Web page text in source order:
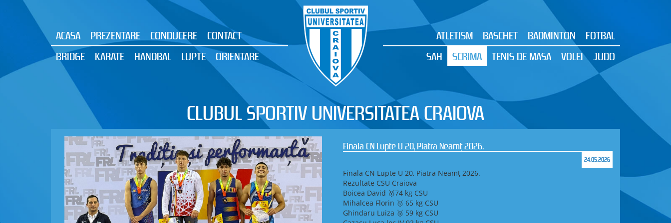
ACASA PREZENTARE CONDUCERE
CONTACT
BRIDGE
KARATE HANDBAL LUPTE ORIENTARE
ATLETISM BASCHET BADMINTON
FOTBAL
SAH
SCRIMA TENIS DE MASA VOLEI JUDO
CLUBUL SPORTIV UNIVERSITATEA CRAIOVA
Finala CN Lupte U 20, Piatra Neamț 2026.
24.05.2026
Finala CN Lupte U 20, Piatra Neamț 2026.
Rezultate CSU Craiova
Boicea David 🥇74 kg CSU
Mihalcea Florin 🥇 65 kg CSU
Ghindaru Luiza 🥉 59 kg CSU